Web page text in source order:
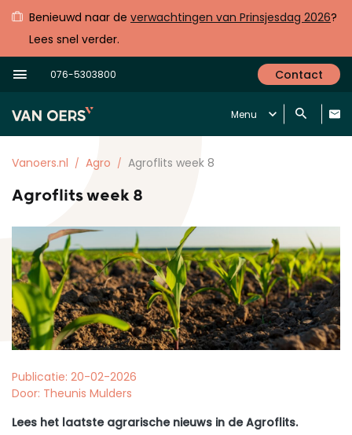
Benieuwd naar de verwachtingen van Prinsjesdag 2026?
Lees snel verder.
076-5303800 Contact
Menu
Vanoers.nl Agro Agroflits week 8
Agroflits week 8
Publicatie: 20-02-2026
Door: Theunis Mulders
Lees het laatste agrarische nieuws in de Agroflits.